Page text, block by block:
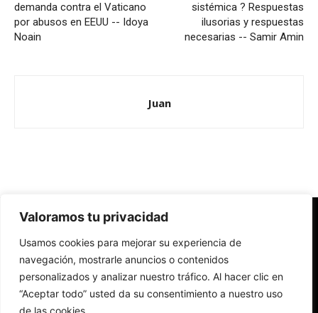
Valoramos tu privacidad
Usamos cookies para mejorar su experiencia de
navegación, mostrarle anuncios o contenidos
personalizados y analizar nuestro tráfico. Al hacer clic en
“Aceptar todo” usted da su consentimiento a nuestro uso
de las cookies.
demanda contra el Vaticano
por abusos en EEUU -- Idoya
Noain
sistémica ? Respuestas
ilusorias y respuestas
necesarias -- Samir Amin
Juan
Redes Cristianas
Una mirada alternativa sobre la Iglesia católica y la sociedad
- Colectivos de Redes Cristianas